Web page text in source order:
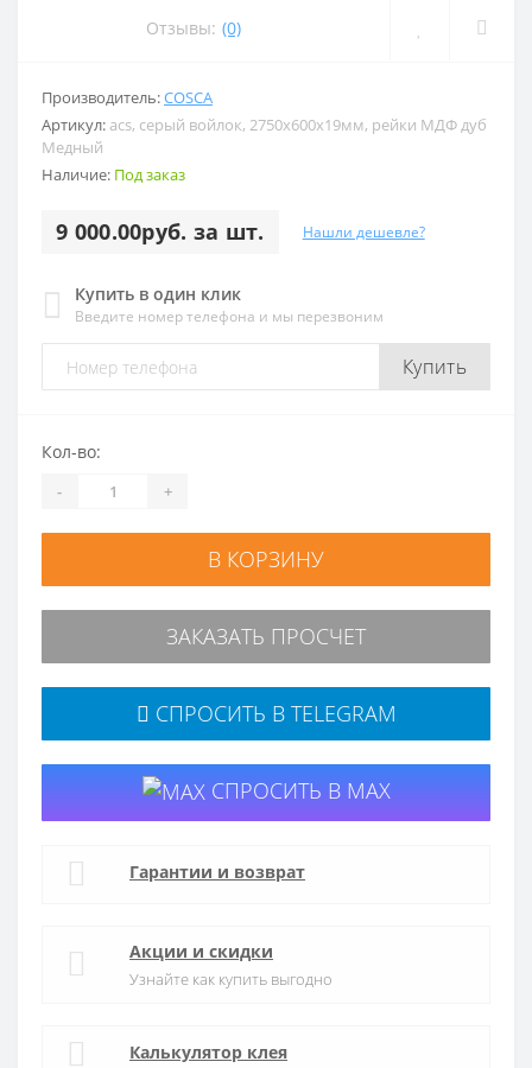
Отзывы: (0)
Производитель:COSCA
Артикул: acs, серый войлок, 2750х600х19мм, рейки МДФ дуб
Медный
Наличие: Под заказ
9 000.00руб. за шт. Нашли дешевле?
Купить в один клик
Введите номер телефона и мы перезвоним
Купить
Кол-во:
- +
В КОРЗИНУ
ЗАКАЗАТЬ ПРОСЧЕТ
СПРОСИТЬ В TELEGRAM
СПРОСИТЬ В MAX
Гарантии и возврат
Акции и скидки
Узнайте как купить выгодно
Калькулятор клея